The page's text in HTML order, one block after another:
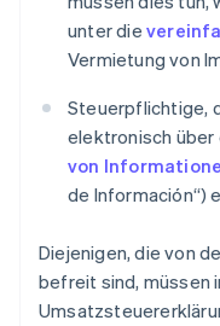
unter die
Vermietung von
Steuerpflichtige,
elektronisch
von
de Información“)
Diejenigen, die von
befreit sind, müssen